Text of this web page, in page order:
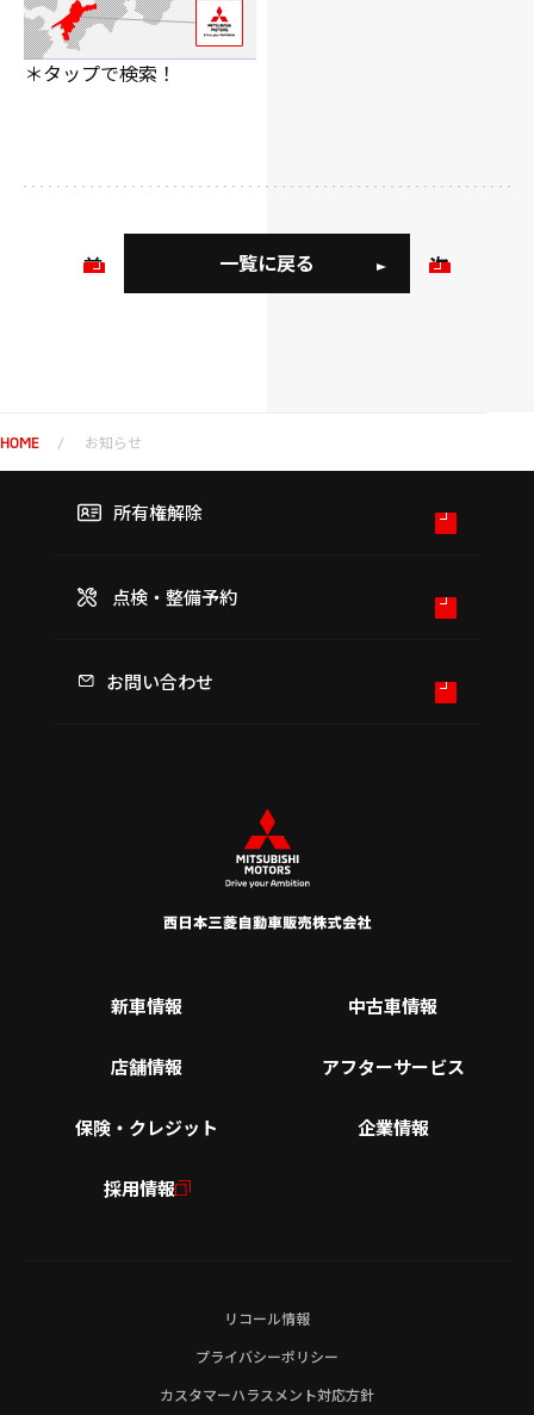
＊タップで検索！
前
一覧に戻る
次
HOME お知らせ
所有権解除
点検・整備予約
お問い合わせ
新車情報 中古車情報
店舗情報 アフターサービス
保険・クレジット 企業情報
採用情報
リコール情報
プライバシーポリシー
カスタマーハラスメント対応方針